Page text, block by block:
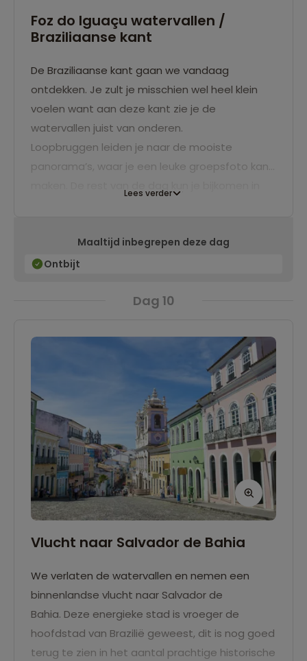
Foz do Iguaçu watervallen /
Braziliaanse kant
De Braziliaanse kant gaan we vandaag
ontdekken. Je zult je misschien wel heel klein
voelen want aan deze kant zie je de
watervallen juist van onderen.
Loopbruggen leiden je naar de mooiste
panorama’s, waar je een leuke groepsfoto kan
Lees verder
Maaltijd inbegrepen deze dag
Ontbijt
Dag 10
Vlucht naar Salvador de Bahia
We verlaten de watervallen en nemen een
binnenlandse vlucht naar Salvador de
Bahia. Deze energieke stad is vroeger de
hoofdstad van Brazilië geweest, dit is nog goed
terug te zien in het aantal prachtige historische